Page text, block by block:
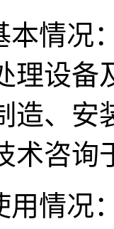
本情况
理设备
造、安
术咨询
用情况